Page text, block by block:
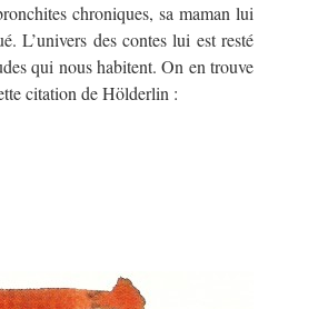
chroniques, sa maman lui
L’univers des contes lui est resté
qui nous habitent. On en trouve
citation de Hölderlin :